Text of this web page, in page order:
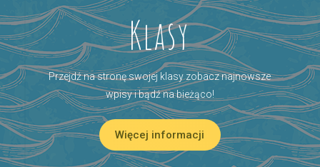
Klasy
Przejdź na stronę swojej klasy zobacz najnowsze
wpisy i bądź na bieżąco!
Więcej informacji